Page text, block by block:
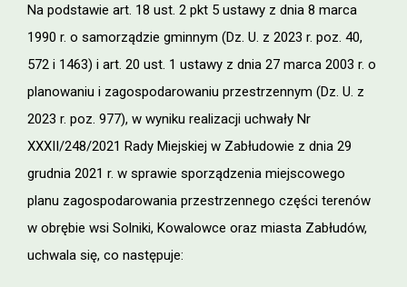
Na podstawie art. 18 ust. 2 pkt 5 ustawy z dnia 8 marca
1990 r. o samorządzie gminnym (Dz. U. z 2023 r. poz. 40,
572 i 1463) i art. 20 ust. 1 ustawy z dnia 27 marca 2003 r. o
planowaniu i zagospodarowaniu przestrzennym (Dz. U. z
2023 r. poz. 977), w wyniku realizacji uchwały Nr
XXXII/248/2021 Rady Miejskiej w Zabłudowie z dnia 29
grudnia 2021 r. w sprawie sporządzenia miejscowego
planu zagospodarowania przestrzennego części terenów
w obrębie wsi Solniki, Kowalowce oraz miasta Zabłudów,
uchwala się, co następuje: